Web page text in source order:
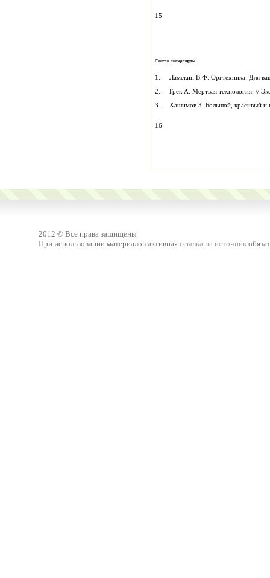
15
Список литературы
1. Ламекин В.Ф. Оргтехника: Для
2. Грек А. Мертвая технология. //
3. Хашимов З. Большой, красивый и
16
2012 © Все права защищены
При использовании материалов активная ссылка на источник